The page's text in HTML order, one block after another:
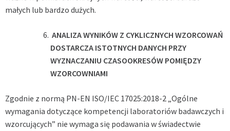
małych lub bardzo dużych.
ANALIZA WYNIKÓW Z CYKLICZNYCH WZORCOWAŃ
DOSTARCZA ISTOTNYCH DANYCH PRZY
WYZNACZANIU CZASOOKRESÓW POMIĘDZY
WZORCOWNIAMI
Zgodnie z normą PN-EN ISO/IEC 17025:2018-2 „Ogólne
wymagania dotyczące kompetencji laboratoriów badawczych i
wzorcujących” nie wymaga się podawania w świadectwie